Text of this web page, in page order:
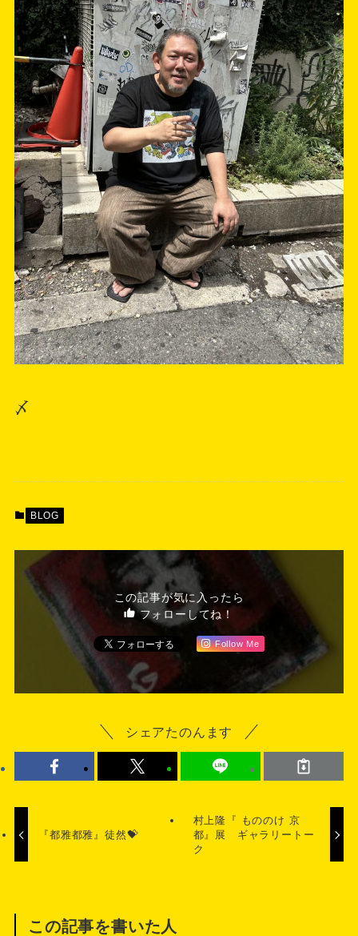
〆
BLOG
この記事が気に入ったら
フォローしてね！
Follow Me
シェアたのんます
『都雅都雅』徒然💝
村上隆『 もののけ 京
都』展 ギャラリートー
ク
この記事を書いた人